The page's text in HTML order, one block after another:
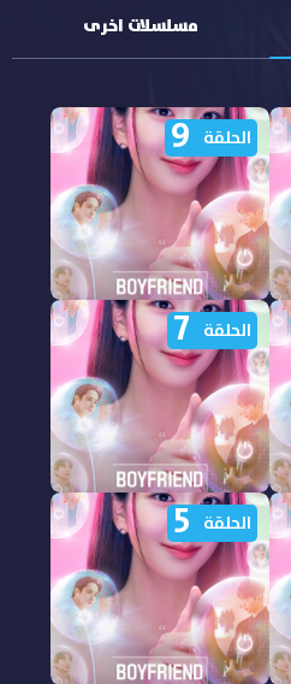
مسلسلات اخرى
مشاهدة مسلسل
Boyfriend on Demand
الحلقة 9 مترجمة
الحلقة 9
مشاهدة مسلسل
Boyfriend on Demand
الحلقة 7 مترجمة
الحلقة 7
الحلقة 5